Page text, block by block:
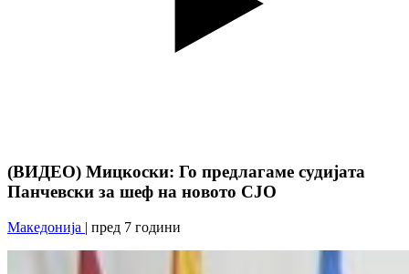
(ВИДЕО) Мицкоски: Го предлагаме судијата
Панчевски за шеф на новото СЈО
Македонија | пред 7 години